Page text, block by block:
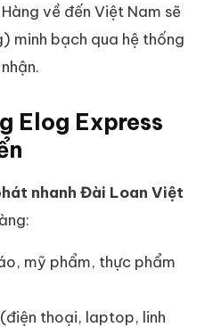
về đến Việt Nam sẽ
minh bạch qua hệ thống
Elog Express
nhanh Đài Loan Việt
mỹ phẩm, thực phẩm
thoại, laptop, linh